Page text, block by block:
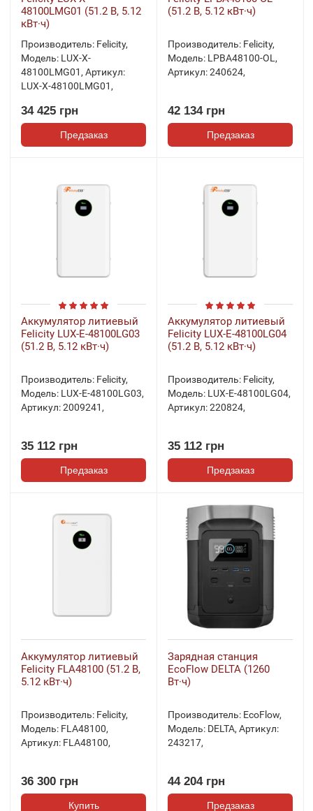
48100LMG01 (51.2 В, 5.12
кВт·ч)
Производитель: Felicity,
Модель: LUX-X-
48100LMG01, Артикул:
LUX-X-48100LMG01,
34 425 грн
Предзаказ
(51.2 В, 5.12 кВт·ч)
Производитель: Felicity,
Модель: LPBA48100-OL,
Артикул:240624,
42 134 грн
Предзаказ
Аккумулятор литиевый
Felicity LUX-E-48100LG03
(51.2 В, 5.12 кВт·ч)
Производитель: Felicity,
Модель: LUX-E-48100LG03,
Артикул:2009241,
35 112 грн
Предзаказ
Аккумулятор литиевый
Felicity LUX-E-48100LG04
(51.2 В, 5.12 кВт·ч)
Производитель: Felicity,
Модель: LUX-E-48100LG04,
Артикул:220824,
35 112 грн
Предзаказ
Аккумулятор литиевый
Felicity FLA48100 (51.2 В,
5.12 кВт·ч)
Производитель: Felicity,
Модель: FLA48100,
Артикул: FLA48100,
36 300 грн
Купить
Зарядная станция
EcoFlow DELTA (1260
Вт·ч)
Производитель: EcoFlow,
Модель: DELTA, Артикул:
243217,
44 204 грн
Предзаказ